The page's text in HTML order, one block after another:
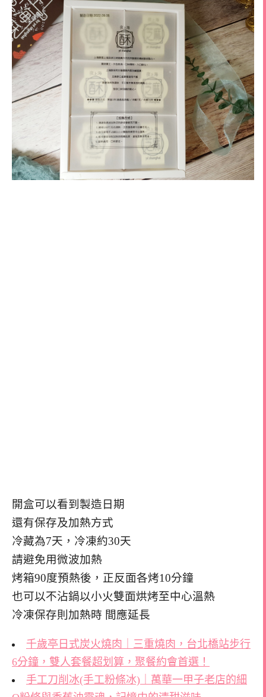
開盒可以看到製造日期
還有保存及加熱方式
冷藏為7天，冷凍約30天
請避免用微波加熱
烤箱90度預熱後，正反面各烤10分鐘
也可以不沾鍋以小火雙面烘烤至中心溫熱
冷凍保存則加熱時 間應延長
千歲亭日式炭火燒肉｜三重燒肉，台北橋站步行
6分鐘，雙人套餐超划算，聚餐約會首選！
手工刀削冰(手工粉條冰)｜萬華一甲子老店的細